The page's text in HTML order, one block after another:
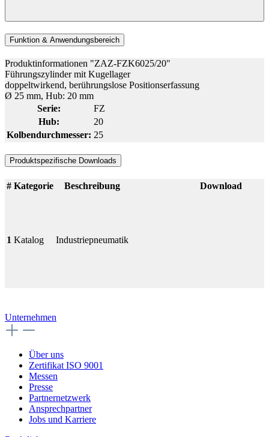
Funktion & Anwendungsbereich
Produktinformationen "ZAZ-FZK6025/20"
Führungszylinder mit Kugellager
doppeltwirkend, berührungslose Positionserfassung
Ø 25 mm, Hub: 20 mm
Serie:
FZ
Hub:
20
Kolbendurchmesser: 25
Produktspezifische Downloads
# Kategorie Beschreibung Download
1 Katalog Industriepneumatik
Unternehmen
Über uns
Zertifikat ISO 9001
Messen
Presse
Partnernetzwerk
Ansprechpartner
Jobs und Karriere